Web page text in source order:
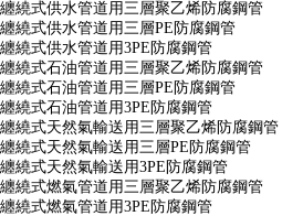
纏繞式供水管道用三層聚乙烯防腐鋼管
纏繞式供水管道用三層PE防腐鋼管
纏繞式供水管道用3PE防腐鋼管
纏繞式石油管道用三層聚乙烯防腐鋼管
纏繞式石油管道用三層PE防腐鋼管
纏繞式石油管道用3PE防腐鋼管
纏繞式天然氣輸送用三層聚乙烯防腐鋼管
纏繞式天然氣輸送用三層PE防腐鋼管
纏繞式天然氣輸送用3PE防腐鋼管
纏繞式燃氣管道用三層聚乙烯防腐鋼管
纏繞式燃氣管道用3PE防腐鋼管